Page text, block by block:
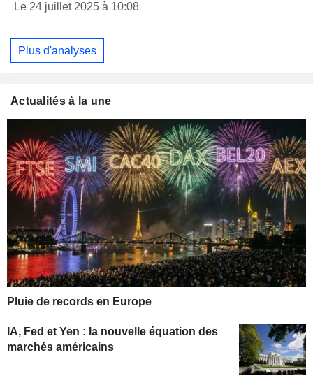
Le 24 juillet 2025 à 10:08
Plus d'analyses
Actualités à la une
Pluie de records en Europe
IA, Fed et Yen : la nouvelle équation des
marchés américains